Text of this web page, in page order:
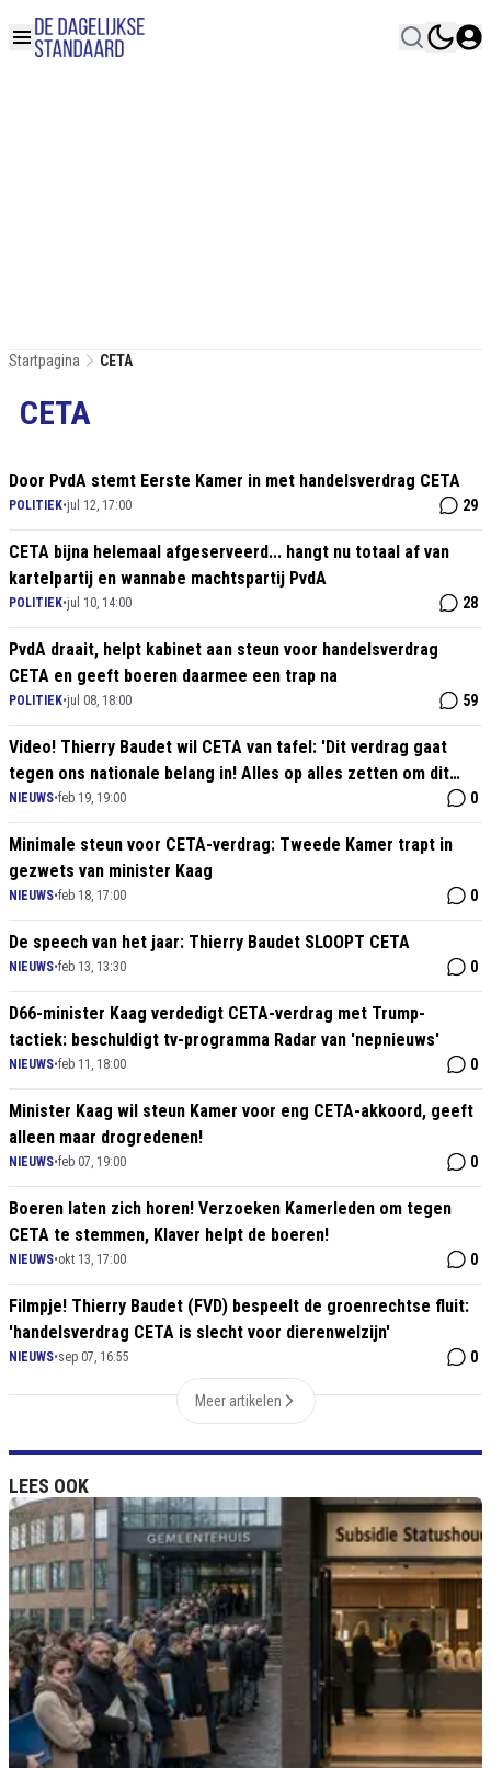
Startpagina CETA
CETA
Door PvdA stemt Eerste Kamer in met handelsverdrag CETA
POLITIEK•jul 12, 17:00 29
CETA bijna helemaal afgeserveerd... hangt nu totaal af van
kartelpartij en wannabe machtspartij PvdA
POLITIEK•jul 10, 14:00 28
PvdA draait, helpt kabinet aan steun voor handelsverdrag
CETA en geeft boeren daarmee een trap na
POLITIEK•jul 08, 18:00 59
Video! Thierry Baudet wil CETA van tafel: 'Dit verdrag gaat
tegen ons nationale belang in! Alles op alles zetten om dit
verdrag te stoppen in de Senaat!'
NIEUWS•feb 19, 19:00 0
Minimale steun voor CETA-verdrag: Tweede Kamer trapt in
gezwets van minister Kaag
NIEUWS•feb 18, 17:00 0
De speech van het jaar: Thierry Baudet SLOOPT CETA
NIEUWS•feb 13, 13:30 0
D66-minister Kaag verdedigt CETA-verdrag met Trump-
tactiek: beschuldigt tv-programma Radar van 'nepnieuws'
NIEUWS•feb 11, 18:00 0
Minister Kaag wil steun Kamer voor eng CETA-akkoord, geeft
alleen maar drogredenen!
NIEUWS•feb 07, 19:00 0
Boeren laten zich horen! Verzoeken Kamerleden om tegen
CETA te stemmen, Klaver helpt de boeren!
NIEUWS•okt 13, 17:00 0
Filmpje! Thierry Baudet (FVD) bespeelt de groenrechtse fluit:
'handelsverdrag CETA is slecht voor dierenwelzijn'
NIEUWS•sep 07, 16:55 0
Meer artikelen
LEES OOK